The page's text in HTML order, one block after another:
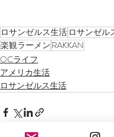
ロサンゼルス生活 ロサンゼル
楽観ラーメン RAKKAN
OCライフ
アメリカ生活
ロサンゼルス生活